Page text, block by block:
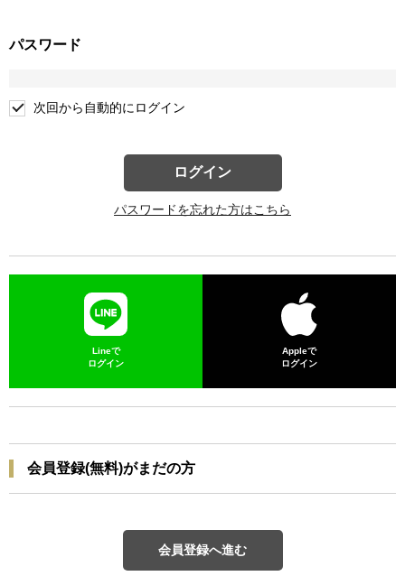
パスワード
次回から自動的にログイン
ログイン
パスワードを忘れた方はこちら
Lineで
ログイン
Appleで
ログイン
会員登録(無料)がまだの方
会員登録へ進む